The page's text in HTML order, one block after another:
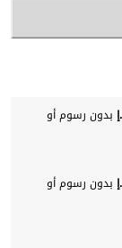
بدون رسوم أو
بدون رسوم أو